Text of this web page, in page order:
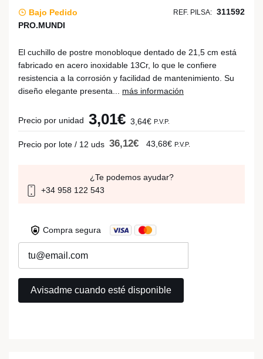
Bajo Pedido REF. PILSA: 311592
PRO.MUNDI
El cuchillo de postre monobloque dentado de 21,5 cm está
fabricado en acero inoxidable 13Cr, lo que le confiere
resistencia a la corrosión y facilidad de mantenimiento. Su
diseño elegante presenta... más información
Precio por unidad 3,01€ 3,64€ P.V.P.
Precio por lote / 12 uds 36,12€ 43,68€ P.V.P.
¿Te podemos ayudar?
+34 958 122 543
Compra segura